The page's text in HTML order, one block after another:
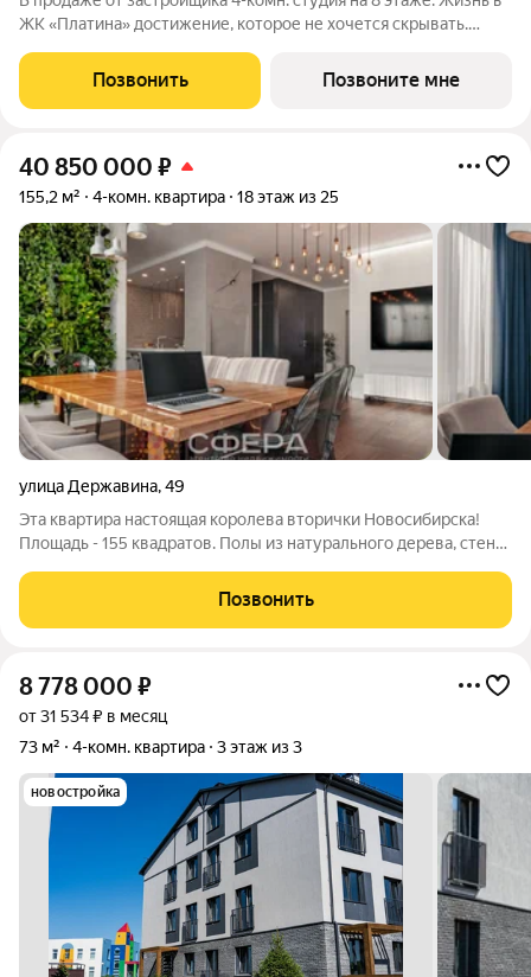
ЖК «Платина» достижение, которое не хочется скрывать.
архитектурным формам, Платина становится для
Новосибирска знаковым проектом.
Позвонить Позвоните мне
40 850 000 ₽
155,2 м² 4-комн. квартира 18 этаж из 25
улица Державина,49
Эта квартира настоящая королева вторички Новосибирска!
Площадь - 155 квадратов. Полы из натурального дерева, стены
спальни - одна из них мастер спальня, две ванные, две
просторные
Позвонить
8 778 000 ₽
от 31 534 ₽ в месяц
73 м²
4-комн. квартира 3 этаж из 3
новостройка